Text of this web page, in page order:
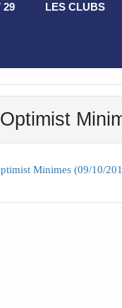
29 LES CLUBS
Optimist
Minimes (09/10/